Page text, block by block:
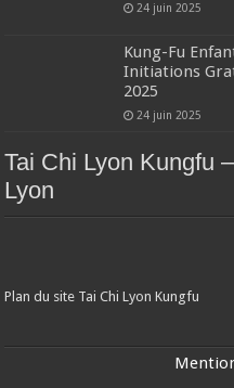
24 juin 2025
Kung-Fu
Initiations
2025
24 juin 2025
Tai Chi Lyon Kungfu
Lyon
Plan du site Tai Chi Lyon Kungfu